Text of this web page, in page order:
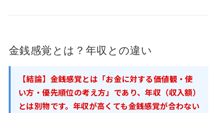
金銭感覚とは？年収との違い
【結論】金銭感覚とは「お金に対する価値観・使
い方・優先順位の考え方」であり、年収（収入額）
とは別物です。年収が高くても金銭感覚が合わない